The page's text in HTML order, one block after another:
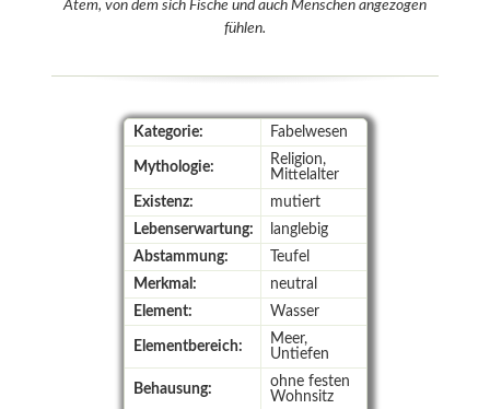
Atem, von dem sich Fische und auch Menschen angezogen
fühlen.
Kategorie: Fabelwesen
Mythologie:
Religion,
Mittelalter
Existenz:
mutiert
Lebenserwartung:
langlebig
Abstammung:
Teufel
Merkmal:
neutral
Element:
Wasser
Elementbereich:
Meer,
Untiefen
Behausung:
ohne festen
Wohnsitz